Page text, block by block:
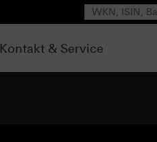
Suche
Kontakt & Service